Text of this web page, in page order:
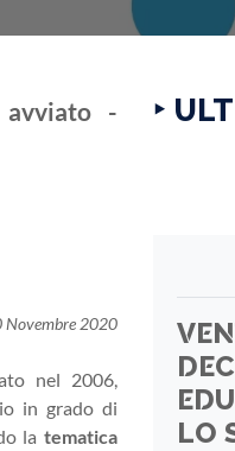
-
Novembre 2020
nel 2006,
in grado di
latematica
‣
LO